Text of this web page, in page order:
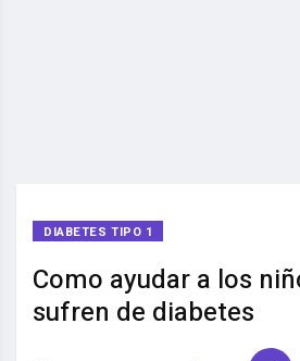
DIABETES TIPO 1
Como ayudar a los
sufren de diabetes